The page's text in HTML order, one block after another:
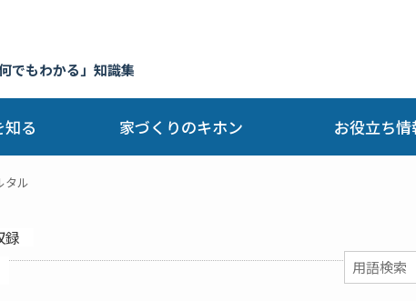
でもわかる」知識集
る 家づくりのキホン お役立ち情
タル
録